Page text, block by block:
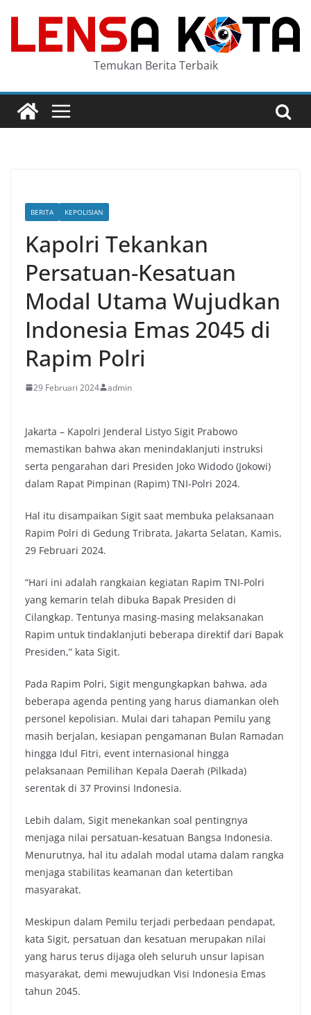
content
Temukan Berita Terbaik
BERITA KEPOLISIAN
Kapolri Tekankan
Persatuan-Kesatuan
Modal Utama Wujudkan
Indonesia Emas 2045 di
Rapim Polri
29 Februari 2024 admin
Jakarta – Kapolri Jenderal Listyo Sigit Prabowo
memastikan bahwa akan menindaklanjuti instruksi
serta pengarahan dari Presiden Joko Widodo (Jokowi)
dalam Rapat Pimpinan (Rapim) TNI-Polri 2024.
Hal itu disampaikan Sigit saat membuka pelaksanaan
Rapim Polri di Gedung Tribrata, Jakarta Selatan, Kamis,
29 Februari 2024.
“Hari ini adalah rangkaian kegiatan Rapim TNI-Polri
yang kemarin telah dibuka Bapak Presiden di
Cilangkap. Tentunya masing-masing melaksanakan
Rapim untuk tindaklanjuti beberapa direktif dari Bapak
Presiden,” kata Sigit.
Pada Rapim Polri, Sigit mengungkapkan bahwa, ada
beberapa agenda penting yang harus diamankan oleh
personel kepolisian. Mulai dari tahapan Pemilu yang
masih berjalan, kesiapan pengamanan Bulan Ramadan
hingga Idul Fitri, event internasional hingga
pelaksanaan Pemilihan Kepala Daerah (Pilkada)
serentak di 37 Provinsi Indonesia.
Lebih dalam, Sigit menekankan soal pentingnya
menjaga nilai persatuan-kesatuan Bangsa Indonesia.
Menurutnya, hal itu adalah modal utama dalam rangka
menjaga stabilitas keamanan dan ketertiban
masyarakat.
Meskipun dalam Pemilu terjadi perbedaan pendapat,
kata Sigit, persatuan dan kesatuan merupakan nilai
yang harus terus dijaga oleh seluruh unsur lapisan
masyarakat, demi mewujudkan Visi Indonesia Emas
tahun 2045.